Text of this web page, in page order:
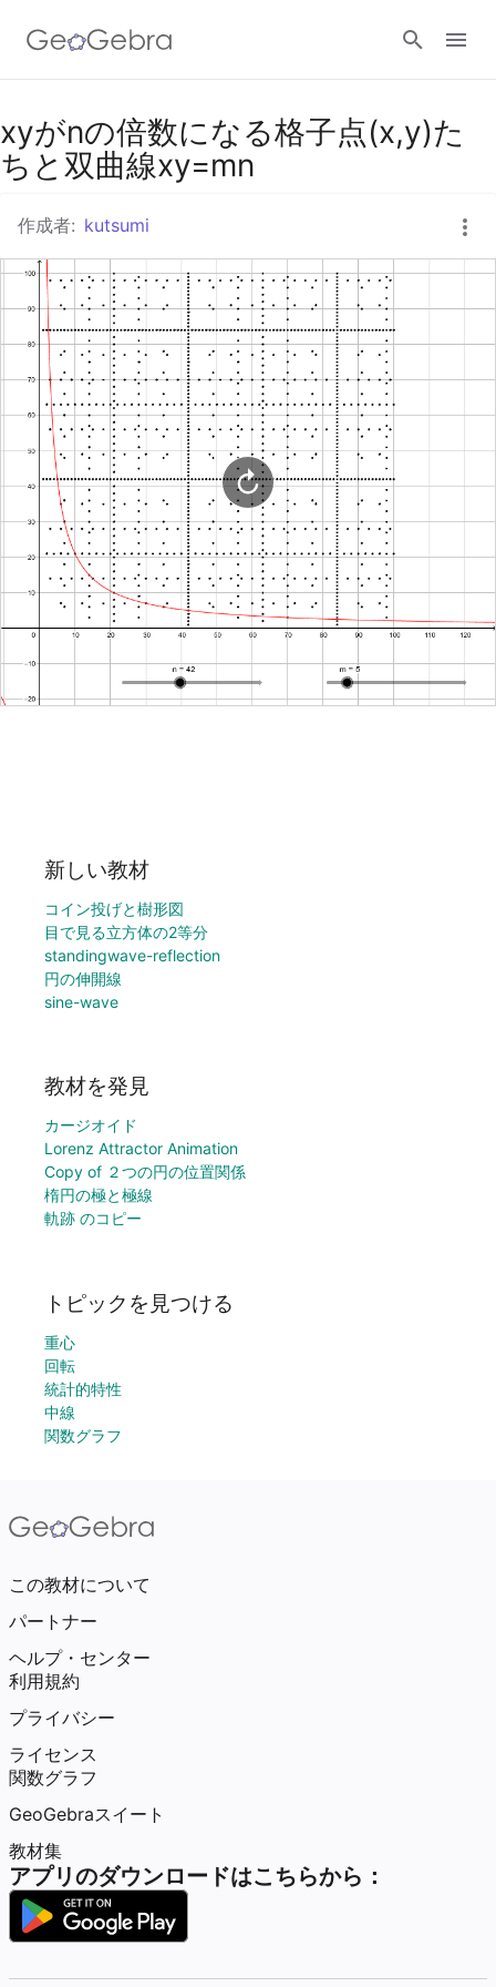
Googleクラスルーム
ログイン
xyがnの倍数になる格子点(x,y)た
ちと双曲線xy=mn
作成者: kutsumi
新しい教材
コイン投げと樹形図
目で見る立方体の2等分
standingwave-reflection
円の伸開線
sine-wave
教材を発見
カージオイド
Lorenz Attractor Animation
Copy of ２つの円の位置関係
楕円の極と極線
軌跡 のコピー
トピックを見つける
重心
回転
統計的特性
中線
関数グラフ
この教材について
パートナー
ヘルプ・センター
利用規約
プライバシー
ライセンス
関数グラフ
GeoGebraスイート
教材集
アプリのダウンロードはこちらから：